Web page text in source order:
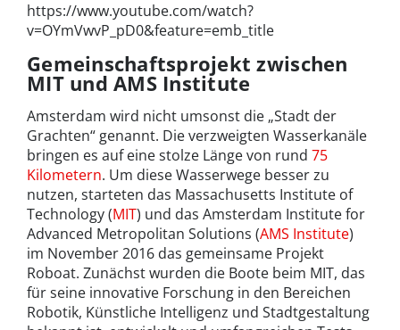
https://www.youtube.com/watch?
v=OYmVwvP_pD0&feature=emb_title
Gemeinschaftsprojekt zwischen
MIT und AMS Institute
Amsterdam wird nicht umsonst die „Stadt der
Grachten“ genannt. Die verzweigten Wasserkanäle
bringen es auf eine stolze Länge von rund 75
Kilometern. Um diese Wasserwege besser zu
nutzen, starteten das Massachusetts Institute of
Technology (MIT) und das Amsterdam Institute for
Advanced Metropolitan Solutions (AMS Institute)
im November 2016 das gemeinsame Projekt
Roboat. Zunächst wurden die Boote beim MIT, das
für seine innovative Forschung in den Bereichen
Robotik, Künstliche Intelligenz und Stadtgestaltung